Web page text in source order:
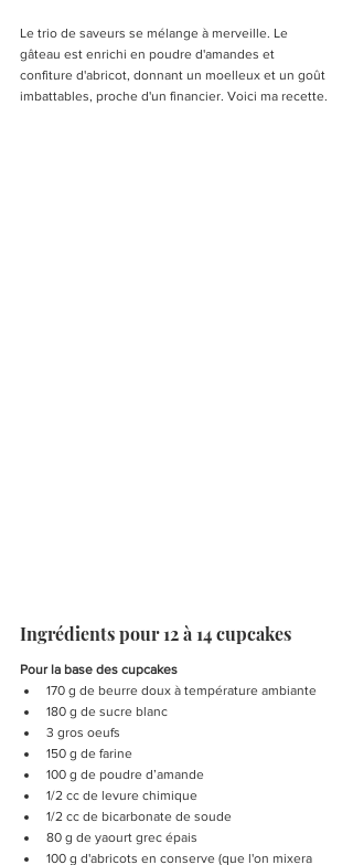
Le trio de saveurs se mélange à merveille. Le
gâteau est enrichi en poudre d'amandes et
confiture d'abricot, donnant un moelleux et un goût
imbattables, proche d'un financier. Voici ma recette.
Ingrédients pour 12 à 14 cupcakes
Pour la base des cupcakes
170 g de beurre doux à température ambiante
180 g de sucre blanc
3 gros oeufs
150 g de farine
100 g de poudre d’amande
1/2 cc de levure chimique
1/2 cc de bicarbonate de soude
80 g de yaourt grec épais
100 g d'abricots en conserve (que l'on mixera